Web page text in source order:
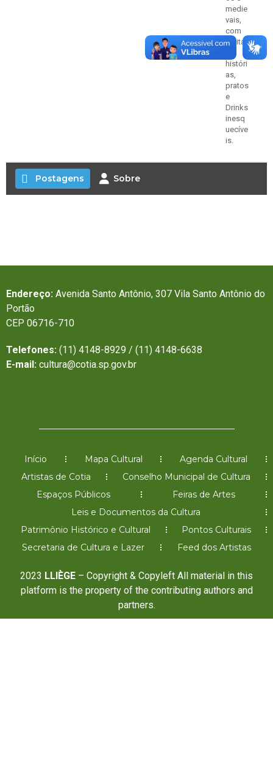
medie
vais,
com
muita
históri
as,
pratos
e
Drinks
inesq
uecíve
is.
Postagens Sobre
Endereço: Avenida Santo Antônio, 307 Vila Santo Antônio do
Portão
CEP 06716-710
Telefones: (11) 4148-8929 / (11) 4148-6638
E-mail: cultura@cotia.sp.gov.br
Início Mapa Cultural
Agenda Cultural
Artistas de Cotia
Conselho Municipal de Cultura
Espaços Públicos
Feiras de Artes
Leis e Documentos da Cultura
Patrimônio Histórico e Cultural
Pontos Culturais
Secretaria de Cultura e Lazer
Feed dos Artistas
2023 LLIÈGE – Copyright & Copyleft All material in this
platform is the property of the contributing authors and
partners.